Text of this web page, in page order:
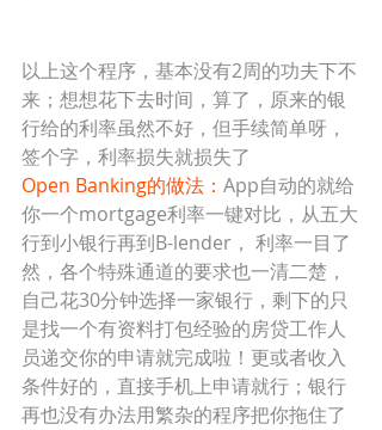
以上这个程序，基本没有2周的功夫下不
来；想想花下去时间，算了，原来的银
行给的利率虽然不好，但手续简单呀，
签个字，利率损失就损失了
Open Banking的做法： App自动的就给
你一个mortgage利率一键对比，从五大
行到小银行再到B-lender， 利率一目了
然，各个特殊通道的要求也一清二楚，
自己花30分钟选择一家银行，剩下的只
是找一个有资料打包经验的房贷工作人
员递交你的申请就完成啦！更或者收入
条件好的，直接手机上申请就行；银行
再也没有办法用繁杂的程序把你拖住了